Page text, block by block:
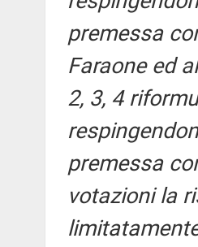
premessa
Faraone ed
2, 3, 4
premessa
votazioni la